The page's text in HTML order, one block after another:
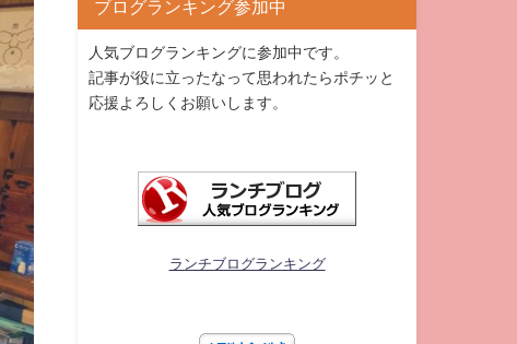
ブログランキング参加中
人気ブログランキングに参加中です。
記事が役に立ったなって思われたらポチッと
応援よろしくお願いします。
ランチブログランキング